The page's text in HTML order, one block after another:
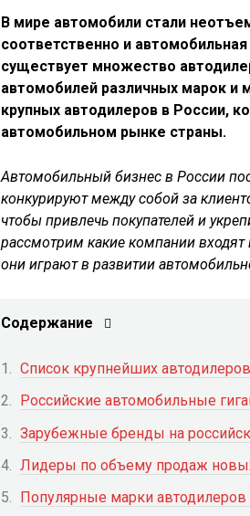
В мире автомобили стали
соответственно и
существует множество
автомобилей различных марок
крупных автодилеров в России,
автомобильном рынке страны.
Автомобильный бизнес в России
конкурируют между собой за
чтобы привлечь покупателей и
рассмотрим какие компании
они играют в развитии
Содержание
Список крупнейших
Российские автомобильные
Зарубежные бренды на
Лидеры по объему продаж
Популярные марки автодилеров